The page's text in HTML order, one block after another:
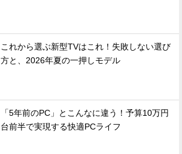
これから選ぶ新型TVはこれ！失敗しない選び
方と、2026年夏の一押しモデル
「5年前のPC」とこんなに違う！予算10万円
台前半で実現する快適PCライフ